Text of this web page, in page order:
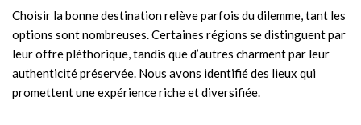
Choisir la bonne destination relève parfois du dilemme, tant les
options sont nombreuses. Certaines régions se distinguent par
leur offre pléthorique, tandis que d’autres charment par leur
authenticité préservée. Nous avons identifié des lieux qui
promettent une expérience riche et diversifiée.